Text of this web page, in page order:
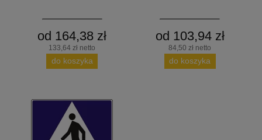
od 164,38 zł
133,64 zł netto
do koszyka
od 103,94 zł
84,50 zł netto
do koszyka